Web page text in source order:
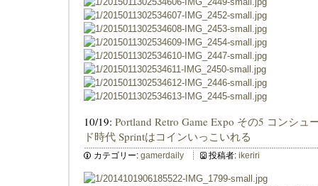
10/19: Portland Retro Game Expo その5 コンシ
ド時代 Sprintはコインいっこいれる
カテゴリー: gamerdaily 投稿者: ikeriri